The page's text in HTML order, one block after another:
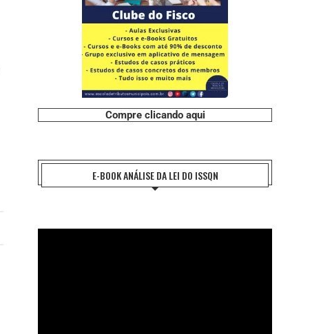
Compre clicando aqui
E-BOOK ANÁLISE DA LEI DO ISSQN